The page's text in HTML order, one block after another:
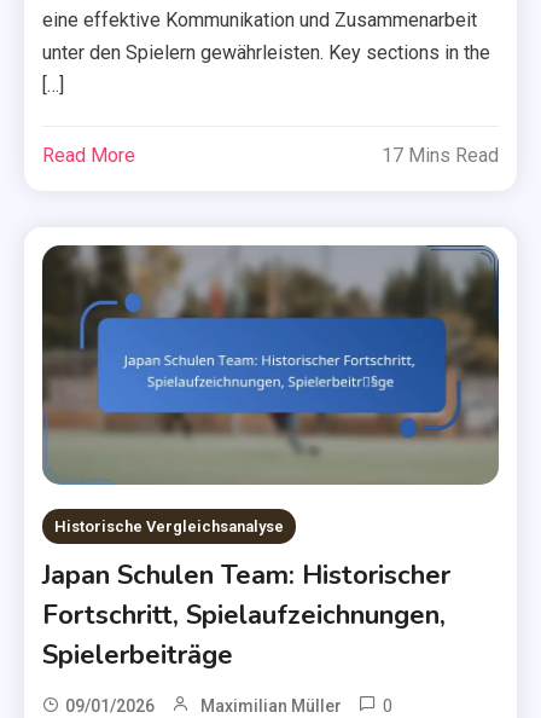
eine effektive Kommunikation und Zusammenarbeit
unter den Spielern gewährleisten. Key sections in the
[…]
Read More 17 Mins Read
Historische Vergleichsanalyse
Japan Schulen Team: Historischer
Fortschritt, Spielaufzeichnungen,
Spielerbeiträge
09/01/2026 Maximilian Müller 0